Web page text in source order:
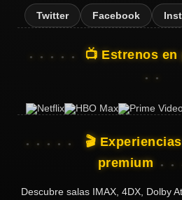
Twitter Facebook
📺 Estrenos
🎬
premium
Descubre salas IMAX, 4DX, Dolby